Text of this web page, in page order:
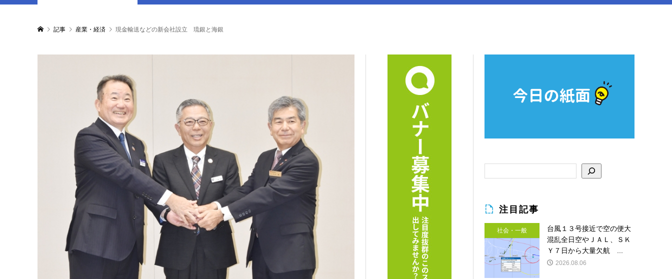
記事 産業・経済 現金輸送などの新会社設立 琉銀と海銀
注目記事
社会・一般
台風１３号接近で空の便大
混乱全日空やＪＡＬ、ＳＫ
Ｙ７日から大量欠航 ...
2026.08.06